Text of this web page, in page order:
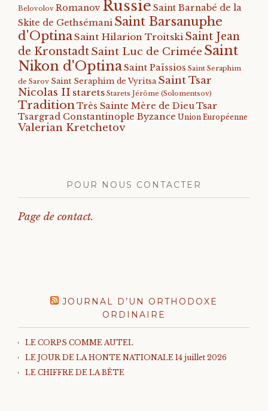
Belovolov Romanov Russie Saint Barnabé de la
Skite de Gethsémani Saint Barsanuphe
d'OptinaSaint Hilarion Troitski Saint Jean
de KronstadtSaint Luc de Crimée Saint
Nikon d'OptinaSaint Païssios Saint Seraphim
de Sarov Saint Seraphim de Vyritsa Saint Tsar
Nicolas II starets Starets Jérôme (Solomentsov)
TraditionTrès Sainte Mère de DieuTsar
Tsargrad Constantinople Byzance Union Européenne
Valerian Kretchetov
POUR NOUS CONTACTER
Page de contact.
JOURNAL D’UN ORTHODOXE
ORDINAIRE
LE CORPS COMME AUTEL
LE JOUR DE LA HONTE NATIONALE 14 juillet 2026
LE CHIFFRE DE LA BÊTE